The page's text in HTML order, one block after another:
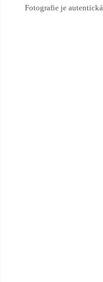
Fotografie je autentická